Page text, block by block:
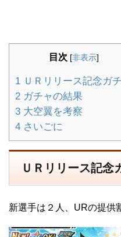
目次 [非表示]
1 ＵＲリリース記念ガ
2 ガチャの結果
3 大空翼を考察
4 さいごに
ＵＲリリース記念
新選手は２人、URの提供